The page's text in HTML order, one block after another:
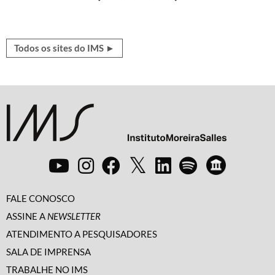
Todos os sites do IMS ►
FALE CONOSCO
ASSINE A NEWSLETTER
ATENDIMENTO A PESQUISADORES
SALA DE IMPRENSA
TRABALHE NO IMS